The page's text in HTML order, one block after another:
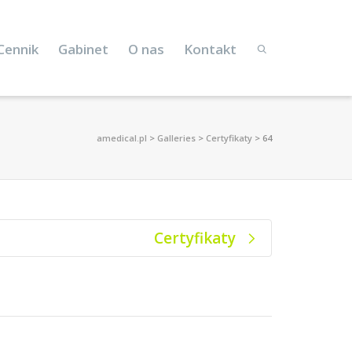
Gabinet O nas Kontakt
amedical.pl > Galleries > Certyfikaty > 64
Certyfikaty